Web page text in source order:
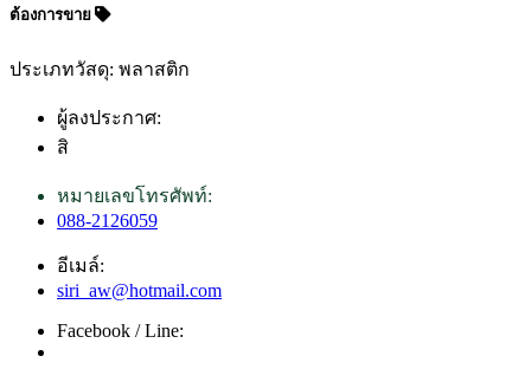
ต้องการขาย
ประเภทวัสดุ: พลาสติก
ผู้ลงประกาศ:
สิ
หมายเลขโทรศัพท์:
088-2126059
อีเมล์:
siri_aw@hotmail.com
Facebook / Line: